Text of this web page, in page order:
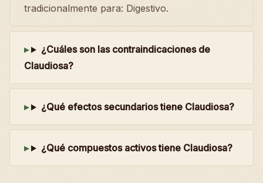
tradicionalmente para: Digestivo.
¿Cuáles son las contraindicaciones de
Claudiosa?
¿Qué efectos secundarios tiene Claudiosa?
¿Qué compuestos activos tiene Claudiosa?